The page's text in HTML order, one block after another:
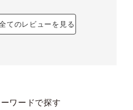
てのレビューを見る
ワードで探す